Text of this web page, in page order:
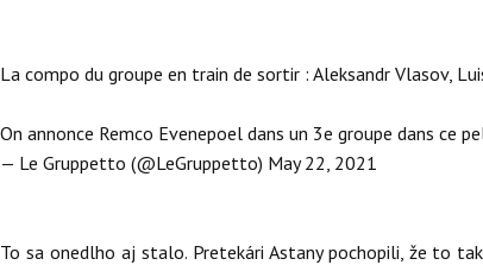
La compo du groupe en train de sortir : Aleksandr Vlasov,
On annonce Remco Evenepoel dans un 3e groupe dans ce
— Le Gruppetto (@LeGruppetto) May 22, 2021
To sa onedlho aj stalo. Pretekári Astany pochopili, že to